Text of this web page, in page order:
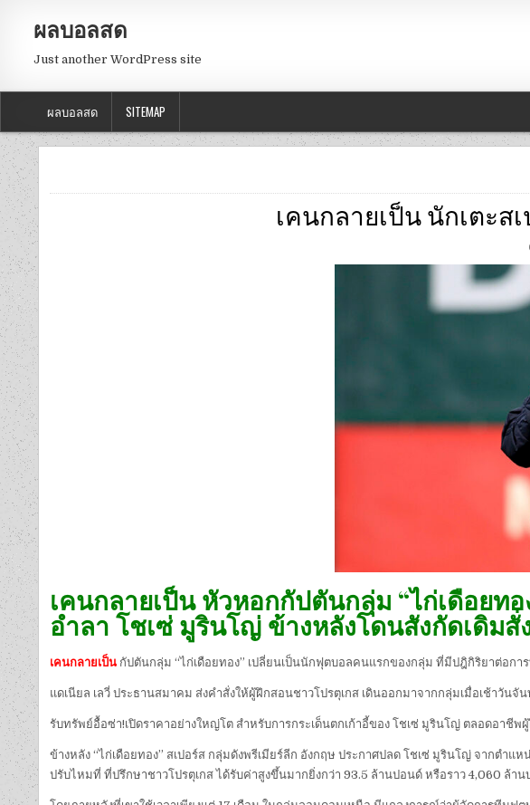
ผลบอลสด
Just another WordPress site
ผลบอลสด SITEMAP
เคนกลายเป็น นักเตะ
เคนกลายเป็น หัวหอกกัปตันกลุ่ม “ไก่เดือยท
อำลา โชเซ่ มูรินโญ่ ข้างหลังโดนสังกัดเดิมสั่
เคนกลายเป็น กัปตันกลุ่ม “ไก่เดือยทอง” เปลี่ยนเป็นนักฟุตบอลคนแรกของกลุ่ม ที่มีปฎิกิริยาต่อก
แดเนียล เลวี่ ประธานสมาคม ส่งคำสั่งให้ผู้ฝึกสอนชาวโปรตุเกส เดินออกมาจากกลุ่มเมื่อเช้าวั
รับทรัพย์อื้อซ่า!เปิดราคาอย่างใหญ่โต สำหรับการกระเด็นตกเก้าอี้ของ โชเซ่ มูรินโญ่ ตลอดอาชี
ข้างหลัง “ไก่เดือยทอง” สเปอร์ส กลุ่มดังพรีเมียร์ลีก อังกฤษ ประกาศปลด โชเซ่ มูรินโญ่ จากตำ
ปรับไหมที่ ที่ปรึกษาชาวโปรตุเกส ได้รับค่าสูงขึ้นมากยิ่งกว่า 93.5 ล้านปอนด์ หรือราว 4,060 ล้าน